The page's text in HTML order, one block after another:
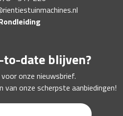
date blijven?
onze nieuwsbrief.
onze scherpste aanbiedingen!